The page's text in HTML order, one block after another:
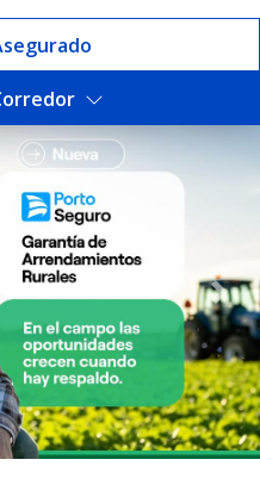
Seguro
Next